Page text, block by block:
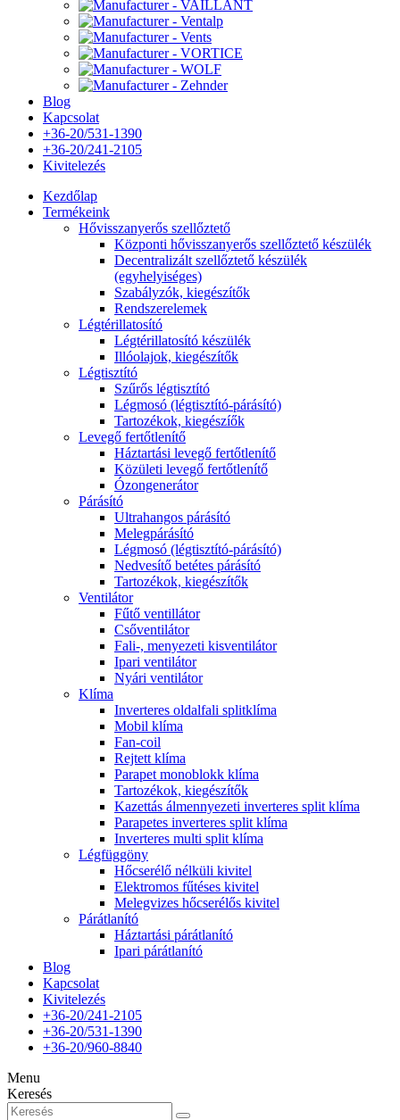
Blog
Kapcsolat
+36-20/531-1390
+36-20/241-2105
Kivitelezés
Kezdőlap
Termékeink
Hővisszanyerős szellőztető
Központi hővisszanyerős szellőztető készülék
Decentralizált szellőztető készülék
(egyhelyiséges)
Szabályzók, kiegészítők
Rendszerelemek
Légtérillatosító
Légtérillatosító készülék
Illóolajok, kiegészítők
Légtisztító
Szűrős légtisztító
Légmosó (légtisztító-párásító)
Tartozékok, kiegészíők
Levegő fertőtlenítő
Háztartási levegő fertőtlenítő
Közületi levegő fertőtlenítő
Ózongenerátor
Párásító
Ultrahangos párásító
Melegpárásító
Légmosó (légtisztító-párásító)
Nedvesítő betétes párásító
Tartozékok, kiegészítők
Ventilátor
Fűtő ventillátor
Csőventilátor
Fali-, menyezeti kisventilátor
Ipari ventilátor
Nyári ventilátor
Klíma
Inverteres oldalfali splitklíma
Mobil klíma
Fan-coil
Rejtett klíma
Parapet monoblokk klíma
Tartozékok, kiegészítők
Kazettás álmennyezeti inverteres split klíma
Parapetes inverteres split klíma
Inverteres multi split klíma
Légfüggöny
Hőcserélő nélküli kivitel
Elektromos fűtéses kivitel
Melegvizes hőcserélős kivitel
Párátlanító
Háztartási párátlanító
Ipari párátlanító
Blog
Kapcsolat
Kivitelezés
+36-20/241-2105
+36-20/531-1390
+36-20/960-8840
Menu
Keresés